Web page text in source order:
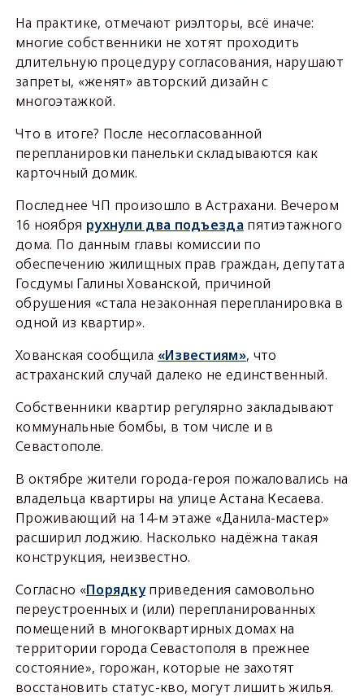
На практике, отмечают риэлторы, всё иначе:
многие собственники не хотят проходить
длительную процедуру согласования, нарушают
запреты, «женят» авторский дизайн с
многоэтажкой.
Что в итоге? После несогласованной
перепланировки панельки складываются как
карточный домик.
Последнее ЧП произошло в Астрахани. Вечером
16 ноября рухнули два подъезда пятиэтажного
дома. По данным главы комиссии по
обеспечению жилищных прав граждан, депутата
Госдумы Галины Хованской, причиной
обрушения «стала незаконная перепланировка в
одной из квартир».
Хованская сообщила «Известиям», что
астраханский случай далеко не единственный.
Собственники квартир регулярно закладывают
коммунальные бомбы, в том числе и в
Севастополе.
В октябре жители города-героя пожаловались на
владельца квартиры на улице Астана Кесаева.
Проживающий на 14-м этаже «Данила-мастер»
расширил лоджию. Насколько надёжна такая
конструкция, неизвестно.
Согласно «Порядкуприведения самовольно
переустроенных и (или) перепланированных
помещений в многоквартирных домах на
территории города Севастополя в прежнее
состояние», горожан, которые не захотят
восстановить статус-кво, могут лишить жилья.